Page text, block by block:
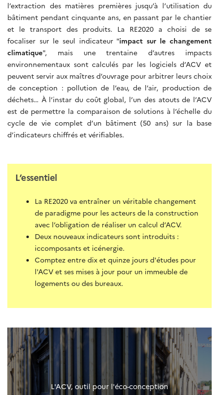
l’extraction des matières premières jusqu’à l’utilisation du
bâtiment pendant cinquante ans, en passant par le chantier
et le transport des produits. La RE2020 a choisi de se
focaliser sur le seul indicateur "impact sur le changement
climatique", mais une trentaine d’autres impacts
environnementaux sont calculés par les logiciels d’ACV et
peuvent servir aux maîtres d’ouvrage pour arbitrer leurs choix
de conception : pollution de l’eau, de l’air, production de
déchets… À l’instar du coût global, l’un des atouts de l’ACV
est de permettre la comparaison de solutions à l’échelle du
cycle de vie complet d’un bâtiment (50 ans) sur la base
d’indicateurs chiffrés et vérifiables.
L’essentiel
La RE2020 va entraîner un véritable changement
de paradigme pour les acteurs de la construction
avec l’obligation de réaliser un calcul d’ACV.
Deux nouveaux indicateurs sont introduits :
iccomposants et icénergie.
Comptez entre dix et quinze jours d'études pour
l'ACV et ses mises à jour pour un immeuble de
logements ou des bureaux.
L'ACV, outil pour l'éco-conception